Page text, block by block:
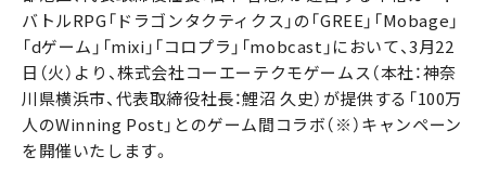
バトルRPG「ドラゴンタクティクス」の「GREE」「Mobage」
「dゲーム」「mixi」「コロプラ」「mobcast」において、3月22
日（火）より、株式会社コーエーテクモゲームス（本社：神奈
川県横浜市、代表取締役社長：鯉沼 久史）が提供する「100万
人のWinning Post」とのゲーム間コラボ（※）キャンペーン
を開催いたします。